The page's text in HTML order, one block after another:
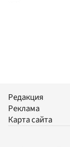
Редакция
Реклама
Карта сайта